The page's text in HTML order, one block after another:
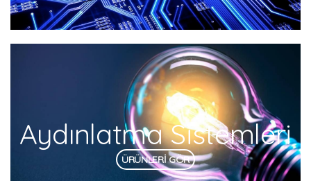
Aydınlatma Sistemleri
ÜRÜNLERİ GÖR